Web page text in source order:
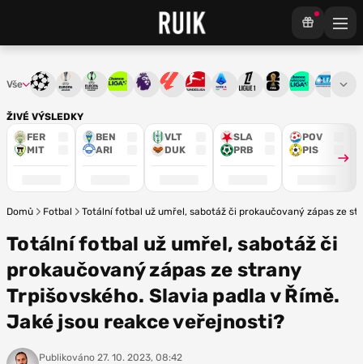
ŽIVÉ VÝSLEDKY
FER
MIT
BEN
ARI
VLT
DUK
SLA
PRB
POV
PIS
Vše Liga mistrůEvropská liga
Konferenční liga
Chance ligaPremier League
La LigaBundesliga
Serie ALigue 1Mistrovství světa
Chance3. ČFL
Domů Fotbal Totální fotbal už umřel, sabotáž či prokaučovaný zápas ze
Totální fotbal už umřel, sabotáž či
prokaučovaný zápas ze strany
Trpišovského. Slavia padla v Římě.
Jaké jsou reakce veřejnosti?
Publikováno 27. 10. 2023, 08:42